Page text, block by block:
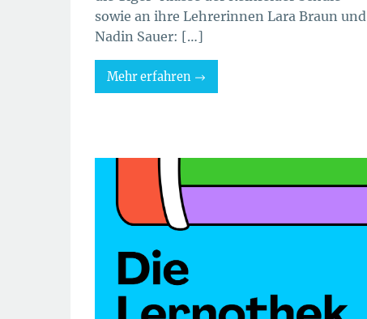
sowie an ihre Lehrerinnen Lara Braun und
Nadin Sauer: […]
Mehr erfahren